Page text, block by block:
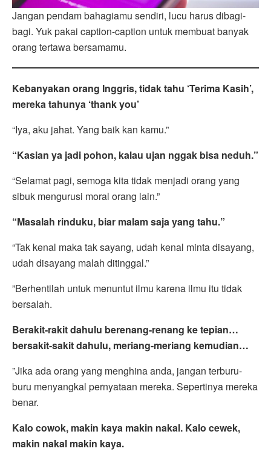
Jangan pendam bahagiamu sendiri, lucu harus dibagi-
bagi. Yuk pakai caption-caption untuk membuat banyak
orang tertawa bersamamu.
Kebanyakan orang Inggris, tidak tahu ‘Terima Kasih’,
mereka tahunya ‘thank you’
“Iya, aku jahat. Yang baik kan kamu.”
“Kasian ya jadi pohon, kalau ujan nggak bisa neduh.”
“Selamat pagi, semoga kita tidak menjadi orang yang
sibuk mengurusi moral orang lain.”
“Masalah rinduku, biar malam saja yang tahu.”
“Tak kenal maka tak sayang, udah kenal minta disayang,
udah disayang malah ditinggal.”
”Berhentilah untuk menuntut ilmu karena ilmu itu tidak
bersalah.
Berakit-rakit dahulu berenang-renang ke tepian…
bersakit-sakit dahulu, meriang-meriang kemudian…
”Jika ada orang yang menghina anda, jangan terburu-
buru menyangkal pernyataan mereka. Sepertinya mereka
benar.
Kalo cowok, makin kaya makin nakal. Kalo cewek,
makin nakal makin kaya.